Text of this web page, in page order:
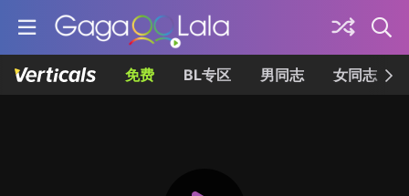
免费 BL专区 男同志 女同志